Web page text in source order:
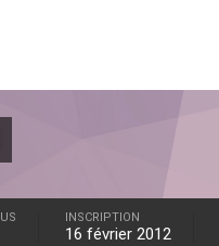
INSCRIPTION
16 février 2012